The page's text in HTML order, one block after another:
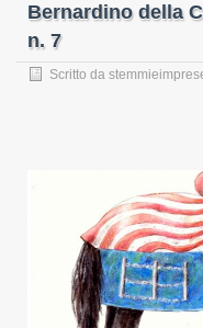
Bernardino della
n. 7
Scritto da